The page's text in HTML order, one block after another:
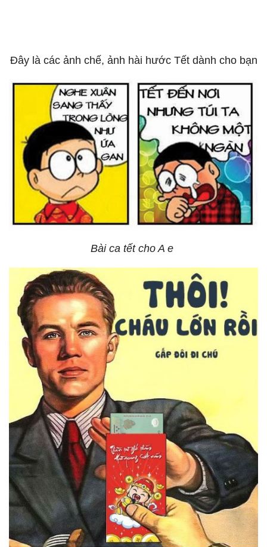
Đây là các ảnh chế, ảnh hài hước Tết dành cho bạn
Bài ca tết cho A e